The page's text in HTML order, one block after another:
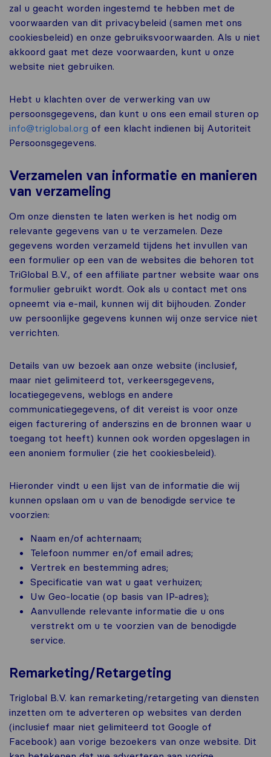
zal u geacht worden ingestemd te hebben met de
voorwaarden van dit privacybeleid (samen met ons
cookiesbeleid) en onze gebruiksvoorwaarden. Als u niet
akkoord gaat met deze voorwaarden, kunt u onze
website niet gebruiken.
Hebt u klachten over de verwerking van uw
persoonsgegevens, dan kunt u ons een email sturen op
info@triglobal.org of een klacht indienen bij Autoriteit
Persoonsgegevens.
Verzamelen van informatie en manieren
van verzameling
Om onze diensten te laten werken is het nodig om
relevante gegevens van u te verzamelen. Deze
gegevens worden verzameld tijdens het invullen van
een formulier op een van de websites die behoren tot
TriGlobal B.V., of een affiliate partner website waar ons
formulier gebruikt wordt. Ook als u contact met ons
opneemt via e-mail, kunnen wij dit bijhouden. Zonder
uw persoonlijke gegevens kunnen wij onze service niet
verrichten.
Details van uw bezoek aan onze website (inclusief,
maar niet gelimiteerd tot, verkeersgegevens,
locatiegegevens, weblogs en andere
communicatiegegevens, of dit vereist is voor onze
eigen facturering of anderszins en de bronnen waar u
toegang tot heeft) kunnen ook worden opgeslagen in
een anoniem formulier (zie het cookiesbeleid).
Hieronder vindt u een lijst van de informatie die wij
kunnen opslaan om u van de benodigde service te
voorzien:
Naam en/of achternaam;
Telefoon nummer en/of email adres;
Vertrek en bestemming adres;
Specificatie van wat u gaat verhuizen;
Uw Geo-locatie (op basis van IP-adres);
Aanvullende relevante informatie die u ons
verstrekt om u te voorzien van de benodigde
service.
Remarketing/Retargeting
Triglobal B.V. kan remarketing/retargeting van diensten
inzetten om te adverteren op websites van derden
(inclusief maar niet gelimiteerd tot Google of
Facebook) aan vorige bezoekers van onze website. Dit